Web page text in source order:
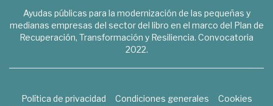
Ayudas públicas para la modernización de las pequeñas y
medianas empresas del sector del libro en el marco del Plan de
Recuperación, Transformación y Resiliencia. Convocatoria
2022.
Política de privacidad Condiciones generales
Cookies